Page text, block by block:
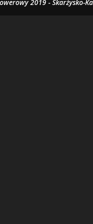
2019 - Skarżysko-